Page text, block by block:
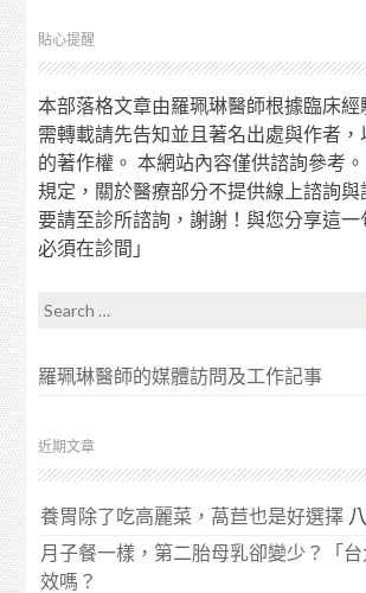
貼心提醒
本部落格文章由羅珮琳醫師根據臨床經
需轉載請先告知並且著名出處與作者，
的著作權。 本網站內容僅供諮詢參考
規定，關於醫療部分不提供線上諮詢與
要請至診所諮詢，謝謝！與您分享這一
必須在診間」
Search for:
羅珮琳醫師的媒體訪問及工作記事
近期文章
養胃除了吃高麗菜，萵苣也是好選擇
月子餐一樣，第二胎母乳卻變少？「
效嗎？